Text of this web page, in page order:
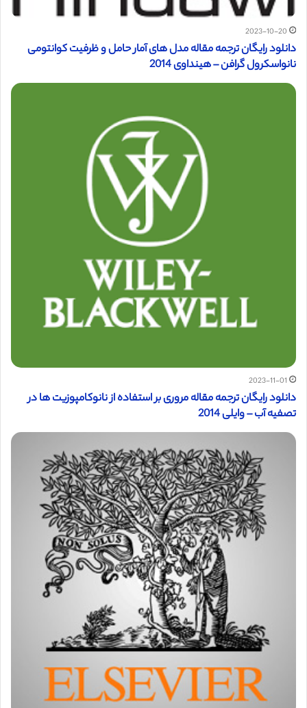
2023-10-20
دانلود رایگان ترجمه مقاله مدل های آمار حامل و ظرفیت کوانتومی
نانواسکرول گرافن – هینداوی 2014
2023-11-01
دانلود رایگان ترجمه مقاله مروری بر استفاده از نانوکامپوزیت ها در
تصفیه آب – وایلی 2014